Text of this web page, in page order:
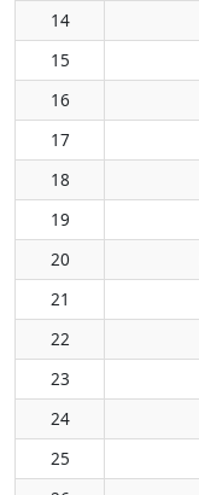
14
15
16
17
18
19
20
21
22
23
24
25